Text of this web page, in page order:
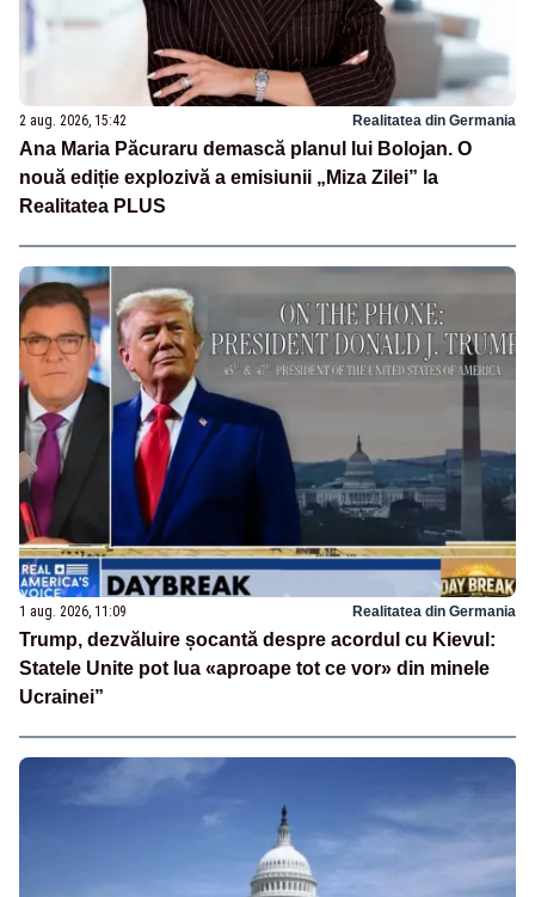
2 aug. 2026, 15:42 Realitatea din Germania
Ana Maria Păcuraru demască planul lui Bolojan. O
nouă ediție explozivă a emisiunii „Miza Zilei” la
Realitatea PLUS
1 aug. 2026, 11:09 Realitatea din Germania
Trump, dezvăluire șocantă despre acordul cu Kievul:
Statele Unite pot lua «aproape tot ce vor» din minele
Ucrainei”